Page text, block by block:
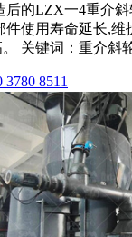
后的LZX一4重介
件使用寿命延长,维
关键词：重介斜
8511